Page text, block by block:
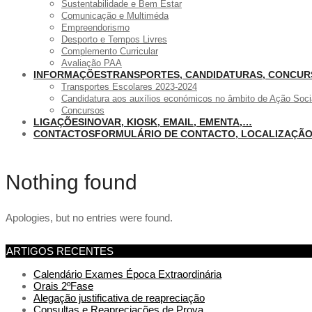
Sustentabilidade e Bem Estar
Comunicação e Multiméda
Empreendorismo
Desporto e Tempos Livres
Complemento Curricular
Avaliação PAA
INFORMAÇÕESTRANSPORTES, CANDIDATURAS,
Transportes Escolares 2023-2024
Candidatura aos auxílios económicos no âmbito de Ação
Concursos
LIGAÇÕESINOVAR, KIOSK, EMAIL, EMENTA,…
CONTACTOSFORMULÁRIO DE CONTACTO, LOCALIZAÇÃO
Nothing found
Apologies, but no entries were found.
ARTIGOS RECENTES
Calendário Exames Época Extraordinária
Orais 2ºFase
Alegação justificativa de reapreciação
Consultas e Reapreciações de Prova